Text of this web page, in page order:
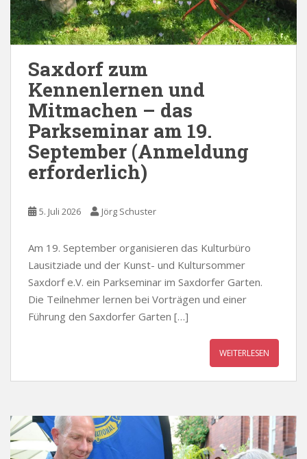
Saxdorf zum
Kennenlernen und
Mitmachen – das
Parkseminar am 19.
September (Anmeldung
erforderlich)
5. Juli 2026 Jörg Schuster
Am 19. September organisieren das Kulturbüro
Lausitziade und der Kunst- und Kultursommer
Saxdorf e.V. ein Parkseminar im Saxdorfer Garten.
Die Teilnehmer lernen bei Vorträgen und einer
Führung den Saxdorfer Garten […]
WEITERLESEN